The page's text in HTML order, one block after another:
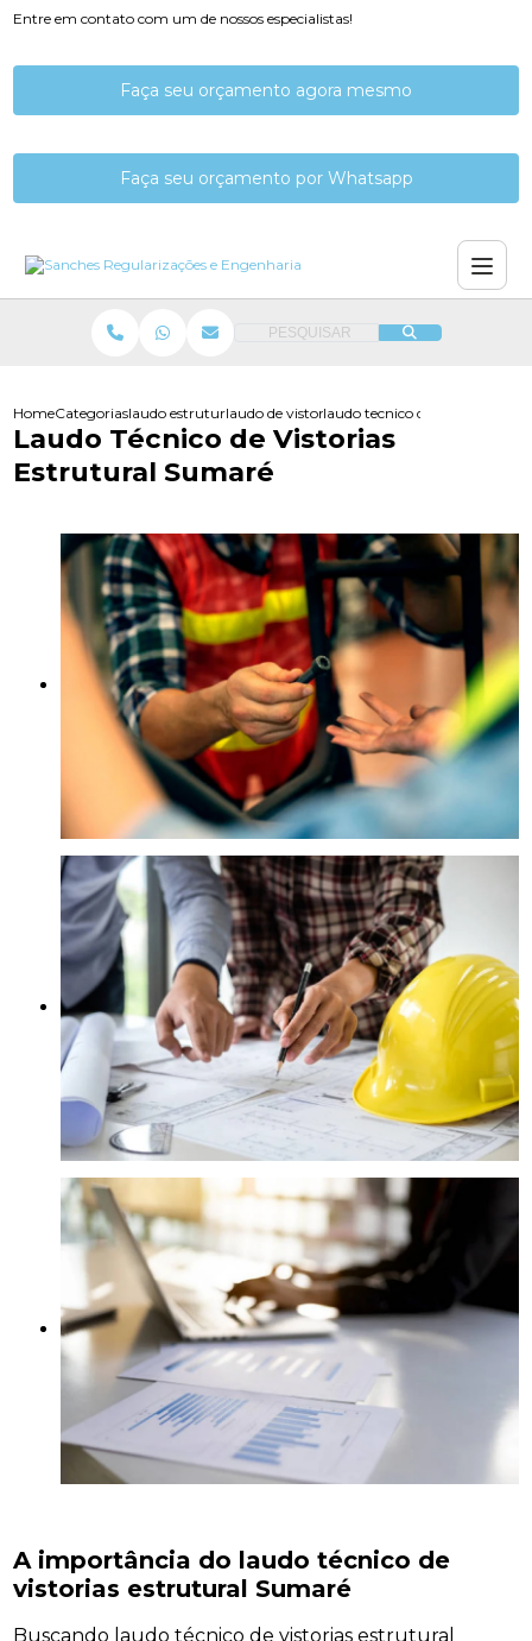
Entre em contato com um de nossos especialistas!
Faça seu orçamento agora mesmo
Faça seu orçamento por Whatsapp
PESQUISAR
HomeCategoriaslaudo estruturallaudo de vistoria predial estrutural
laudo tecnico de vistorias
Laudo Técnico de Vistorias
Estrutural Sumaré
A importância do laudo técnico de
vistorias estrutural Sumaré
Buscando laudo técnico de vistorias estrutural